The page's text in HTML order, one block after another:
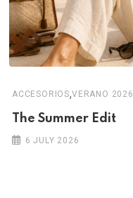
ACCESORIOS,VERANO 2026
The Summer Edit
6 JULY 2026